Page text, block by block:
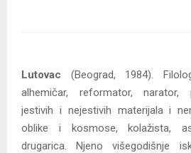
Lutovac (Beograd, 1984).
alhemičar, reformator, narator,
jestivih i nejestivih materijala i
oblike i kosmose, kolažista,
drugarica. Njeno višegodišnje